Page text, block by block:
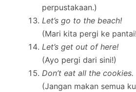
perpustakaan.)
Let’s go to the beach!
(Mari kita pergi ke
Let’s get out of here!
(Ayo pergi dari sini!)
Don’t eat all the cookies.
(Jangan makan semua